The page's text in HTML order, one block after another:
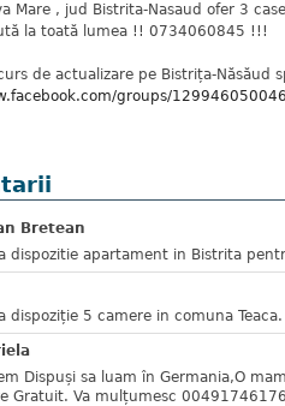
Mare , jud Bistrita-Nasaud ofer 3
la toată lumea !! 0734060845 !!!
de actualizare pe Bistrița-Năsăud
groups/
Bretean
dispozitie apartament in Bistrita
dispoziție 5 camere in comuna Teaca.
Dispuși sa luam în Germania,O
Gratuit. Va mulțumesc